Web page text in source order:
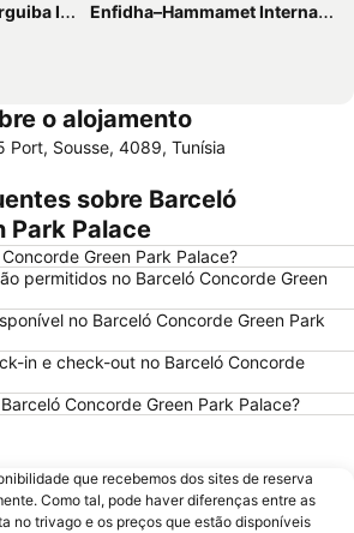
Airport
Enfidha–Hammamet International Airport
o alojamento
Port, Sousse, 4089, Tunísia
sobre Barceló
Park Palace
Green Park Palace?
permitidos no Barceló Concorde Green
no Barceló Concorde Green Park
in e check-out no Barceló Concorde
Concorde Green Park Palace?
que recebemos dos sites de reserva
Como tal, pode haver diferenças entre as
no trivago e os preços que estão disponíveis